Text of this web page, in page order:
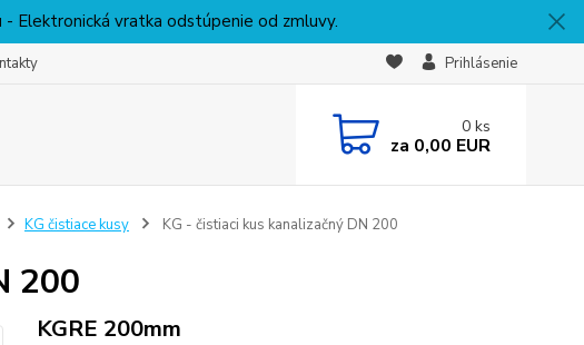
Elektronická vratka odstúpenie od zmluvy.
Prihlásenie
0 ks
za 0,00 EUR
KG čistiace kusy KG - čistiaci kus kanalizačný DN 200
200
KGRE 200mm